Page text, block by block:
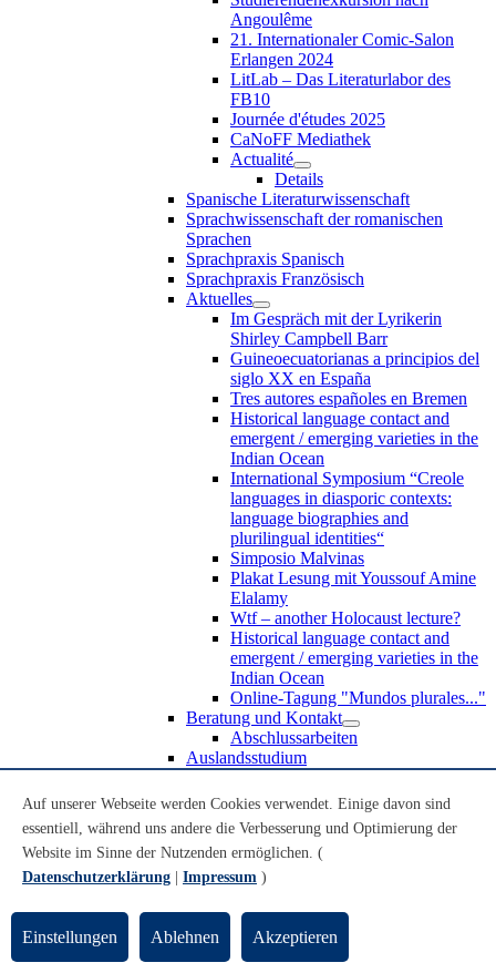
Angoulême
21. Internationaler Comic-Salon
Erlangen 2024
LitLab – Das Literaturlabor des
FB10
Journée d'études 2025
CaNoFF Mediathek
Actualité
Details
Spanische Literaturwissenschaft
Sprachwissenschaft der romanischen
Sprachen
Sprachpraxis Spanisch
Sprachpraxis Französisch
Aktuelles
Im Gespräch mit der Lyrikerin
Shirley Campbell Barr
Guineoecuatorianas a principios del
siglo XX en España
Tres autores españoles en Bremen
Historical language contact and
emergent / emerging varieties in the
Indian Ocean
International Symposium “Creole
languages in diasporic contexts:
language biographies and
plurilingual identities“
Simposio Malvinas
Plakat Lesung mit Youssouf Amine
Elalamy
Wtf – another Holocaust lecture?
Historical language contact and
emergent / emerging varieties in the
Indian Ocean
Online-Tagung "Mundos plurales..."
Beratung und Kontakt
Abschlussarbeiten
Auslandsstudium
WoC Lab
Spanische Black Diaspora
Promotionen
Habilitationen
Nachwuchsförderung
Forschungszentren
Studienkommission
TnL
Auf unserer Webseite werden Cookies verwendet. Einige davon sind
essentiell, während uns andere die Verbesserung und Optimierung der
Website im Sinne der Nutzenden ermöglichen. (
Datenschutzerklärung
Impressum )
Einstellungen Ablehnen Akzeptieren